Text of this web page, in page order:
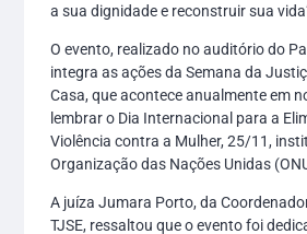
a sua dignidade e reconstruir sua
O evento, realizado no auditório do
integra as ações da Semana da
Casa, que acontece anualmente em
lembrar o Dia Internacional para a
Violência contra a Mulher, 25/11,
Organização das Nações Unidas
A juíza Jumara Porto, da
TJSE, ressaltou que o evento foi